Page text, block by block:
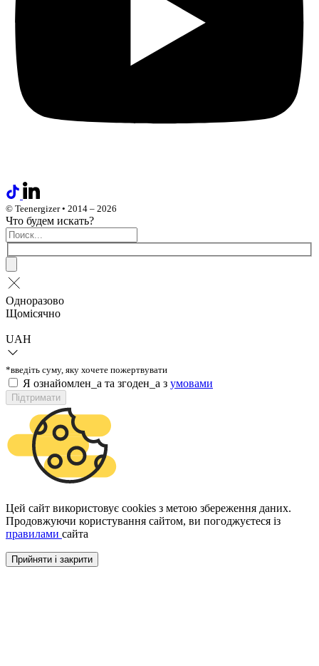
© Teenergizer • 2014 – 2026
Что будем искать?
Одноразово
Щомісячно
UAH
*введіть суму, яку хочете пожертвувати
Я ознайомлен_а та згоден_а з умовами
Підтримати
Цей сайт використовує cookies з метою збереження даних.
Продовжуючи користування сайтом, ви погоджуєтеся із
правилами сайта
Прийняти і закрити